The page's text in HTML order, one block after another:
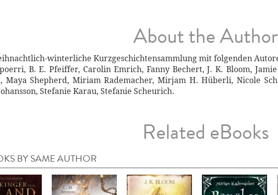
About the Author
winterliche Kurzgeschichtensammlung mit folgenden
B. E. Pfeiffer, Carolin Emrich, Fanny Bechert, J. K. Bloom,
Maya Shepherd, Miriam Rademacher, Mirjam H. Hüberli, Nicole
Stefanie Karau, Stefanie Scheurich.
Related eBooks
BY SAME AUTHOR